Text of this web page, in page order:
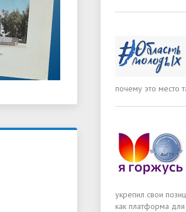
почему это место
укрепил свои
как платформа